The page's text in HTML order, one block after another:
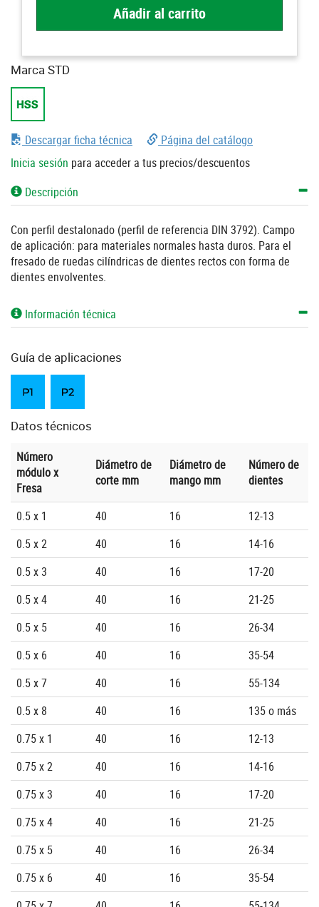
Añadir al carrito
Marca STD
Descargar ficha técnica
Página del catálogo
Inicia sesión para acceder a tus precios/descuentos
Descripción
Con perfil destalonado (perfil de referencia DIN 3792). Campo
de aplicación: para materiales normales hasta duros. Para el
fresado de ruedas cilíndricas de dientes rectos con forma de
dientes envolventes.
Información técnica
Guía de aplicaciones
Datos técnicos
Número
módulo x
Fresa
Diámetro de
corte mm
Diámetro de
mango mm
Número de
dientes
0.5 x 1 40 16
12-13
0.5 x 2
40 16
14-16
0.5 x 3
40 16
17-20
0.5 x 4
40 16
21-25
0.5 x 5
40 16
26-34
0.5 x 6
40 16
35-54
0.5 x 7
40 16
55-134
0.5 x 8
40 16
135 o más
0.75 x 1
40 16
12-13
0.75 x 2
40 16
14-16
0.75 x 3
40 16
17-20
0.75 x 4
40 16
21-25
0.75 x 5
40 16
26-34
0.75 x 6
40 16
35-54